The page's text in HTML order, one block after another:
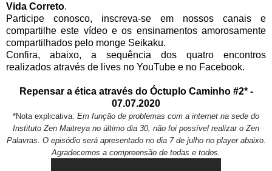
Vida Correto.
Participe conosco, inscreva-se em nossos canais e
compartilhe este vídeo e os ensinamentos amorosamente
compartilhados pelo monge Seikaku.
Confira, abaixo, a sequência dos quatro encontros
realizados através de lives no YouTube e no Facebook.
Repensar a ética através do Óctuplo Caminho #2* -
07.07.2020
*Nota explicativa: Em função de problemas com a internet na sede do
Instituto Zen Maitreya no último dia 30, não foi possível realizar o Zen
Palavras. O episódio será apresentado no dia 7 de julho no player abaixo.
Agradecemos a compreensão de todas e todos.